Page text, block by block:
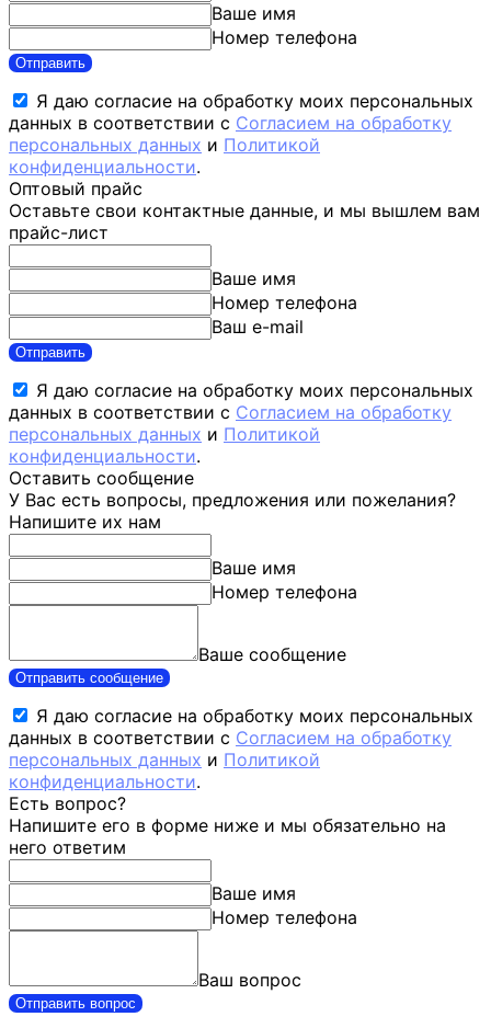
Ваше имя
Номер телефона
Отправить
Я даю согласие на обработку моих персональных
данных в соответствии с Согласием на обработку
персональных данных и Политикой
конфиденциальности.
Оптовый прайс
Оставьте свои контактные данные, и мы вышлем вам
прайс-лист
Ваше имя
Номер телефона
Ваш e-mail
Отправить
Я даю согласие на обработку моих персональных
данных в соответствии с Согласием на обработку
персональных данных и Политикой
конфиденциальности.
Оставить сообщение
У Вас есть вопросы, предложения или пожелания?
Напишите их нам
Ваше имя
Номер телефона
Ваше сообщение
Отправить сообщение
Я даю согласие на обработку моих персональных
данных в соответствии с Согласием на обработку
персональных данных и Политикой
конфиденциальности.
Есть вопрос?
Напишите его в форме ниже и мы обязательно на
него ответим
Ваше имя
Номер телефона
Ваш вопрос
Отправить вопрос